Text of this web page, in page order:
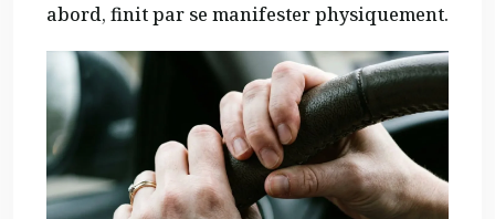
abord, finit par se manifester physiquement.